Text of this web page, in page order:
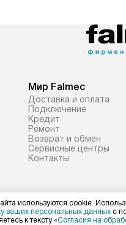
Мир Falmec
Доставка и оплата
Подключение
Кредит
Ремонт
Возврат и обмен
Сервисные центры
Контакты
используются cookie.
ваших персональных данных с
к тексту «Согласия на